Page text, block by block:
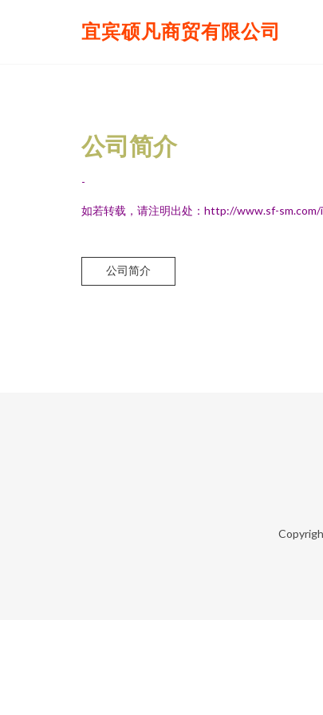
宜宾硕凡商贸有限公司
公司简介
-
如若转载，请注明出处：http://www.sf-
公司简介